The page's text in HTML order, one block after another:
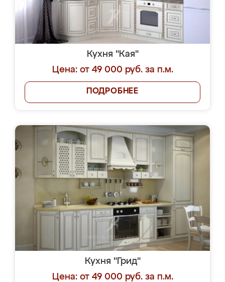
Кухня "Кая"
Цена: от 49 000 руб. за п.м.
ПОДРОБНЕЕ
Кухня "Грид"
Цена: от 49 000 руб. за п.м.